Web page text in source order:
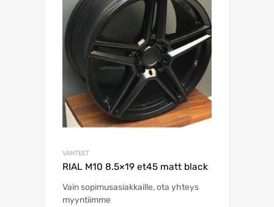
VANTEET
RIAL M10 8.5×19 et45 matt black
Vain sopimusasiakkaille, ota yhteys
myyntiimme